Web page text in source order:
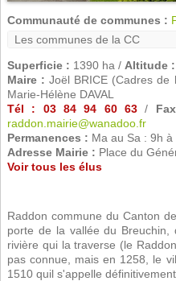
Communauté de communes :
Superficie : 1390 ha / Altitude :
Maire : Joël BRICE (Cadres de
Marie-Hélène DAVAL
Tél : 03 84 94 60 63 /
raddon.mairie@wanadoo.fr
Permanences : Ma au Sa : 9h
Adresse Mairie : Place du
Voir tous les élus
Raddon commune du Canton
porte de la vallée du
rivière qui la traverse (le
pas connue, mais en 1258, le
1510 quil s'appelle